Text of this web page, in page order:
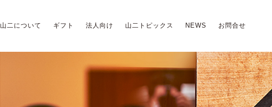
山二について
ギフト 法人向け 山二トピックス NEWS お問合せ